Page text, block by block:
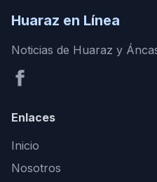
Huaraz en Línea
Noticias de Huaraz y
Enlaces
Inicio
Nosotros